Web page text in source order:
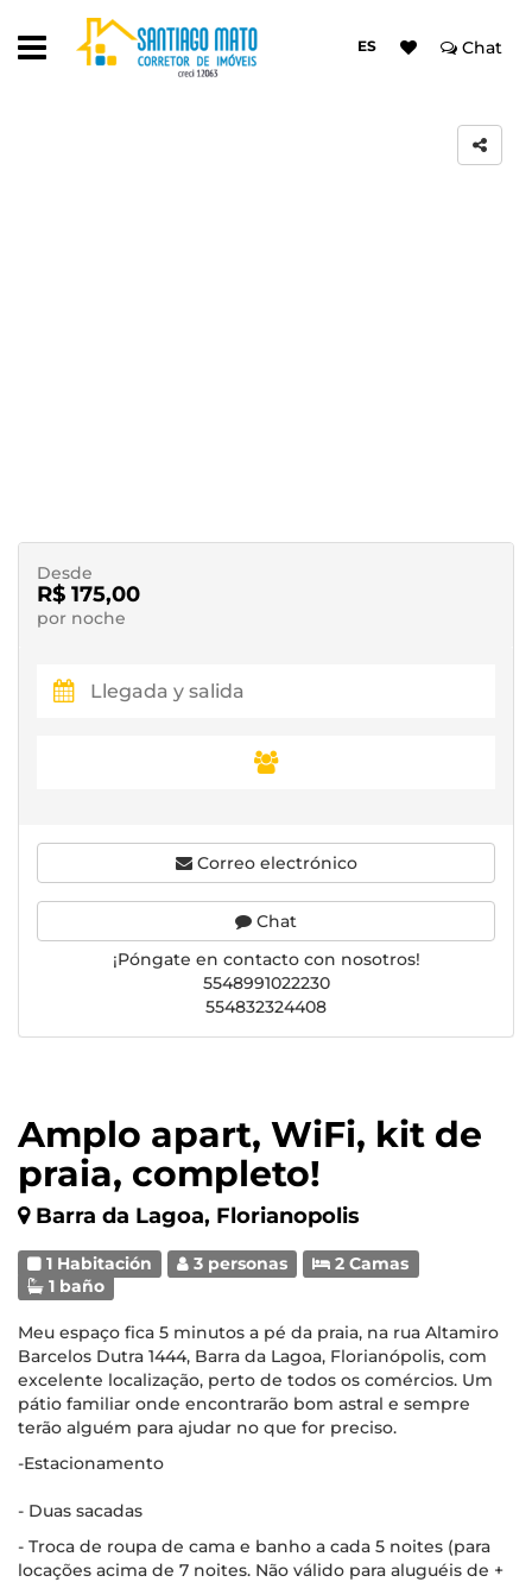
ES Chat
Amplo apart, WiFi, kit de
praia, completo!
Barra da Lagoa, Florianopolis
1 Habitación 3 personas
2 Camas
1 baño
Meu espaço fica 5 minutos a pé da praia, na rua Altamiro
Barcelos Dutra 1444, Barra da Lagoa, Florianópolis, com
excelente localização, perto de todos os comércios. Um
pátio familiar onde encontrarão bom astral e sempre
terão alguém para ajudar no que for preciso.
-Estacionamento
- Duas sacadas
- Troca de roupa de cama e banho a cada 5 noites (para
locações acima de 7 noites. Não válido para aluguéis de +
Desde
R$ 175,00
por noche
Correo electrónico
Chat
¡Póngate en contacto con nosotros!
5548991022230
554832324408